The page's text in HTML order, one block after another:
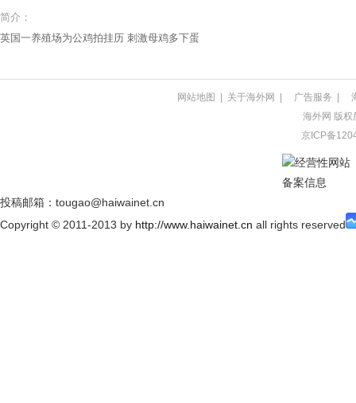
简介：
英国一养殖场为公鸡拍挂历 刺激母鸡多下蛋
网站地图 | 关于海外网 | 广告服务 |
海外网 版权
京ICP备
经营性网站
备案信息
投稿邮箱：tougao@haiwainet.cn
Copyright © 2011-2013 by http://www.haiwainet.cn all rights reserved